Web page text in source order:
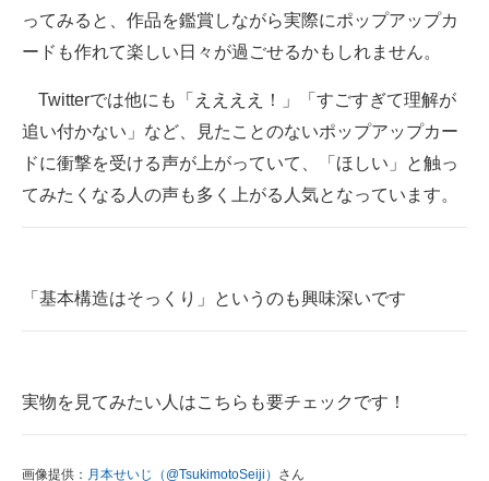
ってみると、作品を鑑賞しながら実際にポップアップカ
ードも作れて楽しい日々が過ごせるかもしれません。
Twitterでは他にも「ええええ！」「すごすぎて理解が
追い付かない」など、見たことのないポップアップカー
ドに衝撃を受ける声が上がっていて、「ほしい」と触っ
てみたくなる人の声も多く上がる人気となっています。
「基本構造はそっくり」というのも興味深いです
実物を見てみたい人はこちらも要チェックです！
画像提供： 月本せいじ（@TsukimotoSeiji） さん